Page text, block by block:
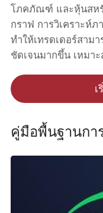
โภคภัณฑ์ และหุ้นสหรั
กราฟ การวิเคราะห์
ทำให้เทรดเดอร์สาม
ชัดเจนมากขึ้น เหมา
เ
คู่มือพื้นฐานกา